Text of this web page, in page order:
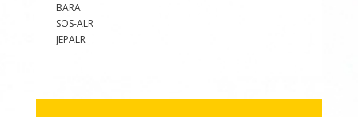
BARA
SOS-ALR
JEPALR